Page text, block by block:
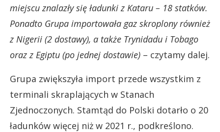
miejscu znalazły się ładunki z Kataru – 18 statków.
Ponadto Grupa importowała gaz skroplony również
z Nigerii (2 dostawy), a także Trynidadu i Tobago
oraz z Egiptu (po jednej dostawie) – czytamy dalej.
Grupa zwiększyła import przede wszystkim z
terminali skraplających w Stanach
Zjednoczonych. Stamtąd do Polski dotarło o 20
ładunków więcej niż w 2021 r., podkreślono.